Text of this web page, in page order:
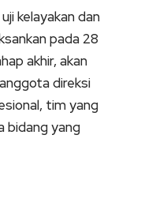
kelayakan dan
pada 28
akhir, akan
direksi
tim yang
bidang yang